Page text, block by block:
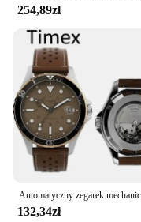
254,89zł
132,34zł